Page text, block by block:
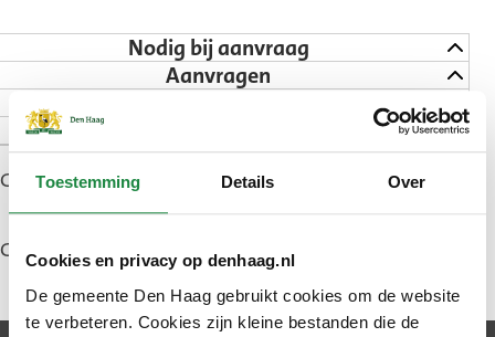
Toestemming Details Over
Cookies en privacy op denhaag.nl
De gemeente Den Haag gebruikt cookies om de website
te verbeteren. Cookies zijn kleine bestanden die de
Nodig bij aanvraag
Aanvragen
Gepubliceerd: 12 april 2017
Gewijzigd: 5 juni 2026